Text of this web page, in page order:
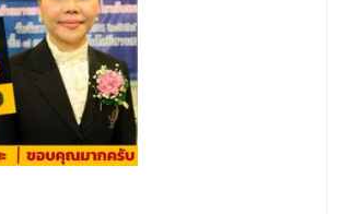
าศาสตร์และเทคโนโลยี
น